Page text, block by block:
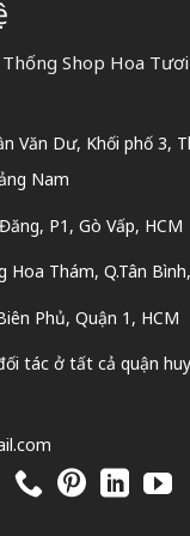
Shop Hoa Tươi
Văn Dư, Khối phố 3,
Nam
P1, Gò Vấp, HCM
Hoa Thám, Q.Tân
Phủ, Quận 1, HCM
tác ở tất cả quận